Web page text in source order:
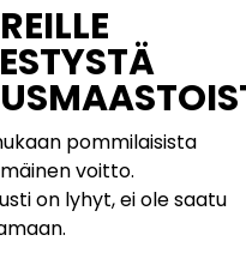
pommilaisista
voitto.
on lyhyt, ei ole saatu